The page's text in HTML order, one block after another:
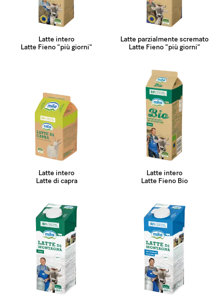
Latte intero
Latte Fieno "più giorni"
Latte parzialmente scremato
Latte Fieno "più giorni"
Latte intero
Latte di capra
Latte intero
Latte Fieno Bio